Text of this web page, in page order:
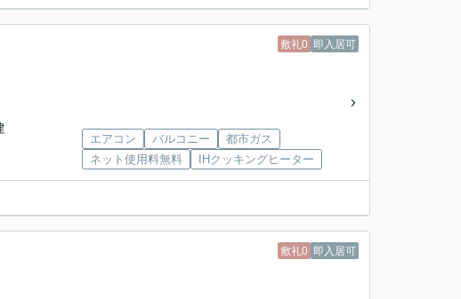
敷礼0 即入居可
エアコン バルコニー
都市ガス
ネット使用料無料
IHクッキングヒーター
敷礼0 即入居可